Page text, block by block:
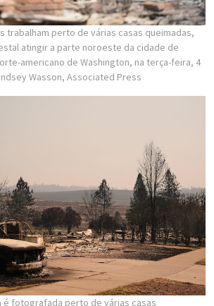
trabalham perto de várias casas queimadas,
atingir a parte noroeste da cidade de
americano de Washington, na terça-feira, 4
Wasson, Associated Press
é fotografada perto de várias casas